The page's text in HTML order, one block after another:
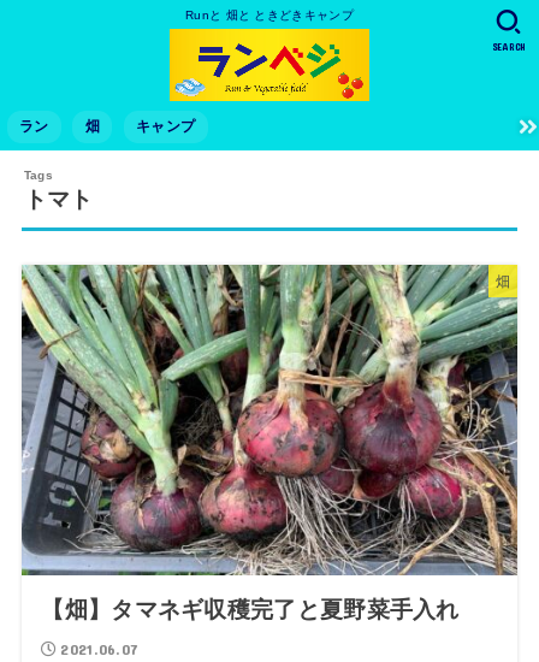
Runと 畑と ときどきキャンプ
ラン 畑 キャンプ
SEARCH
トマト
畑
【畑】タマネギ収穫完了と夏野菜手入れ
2021.06.07